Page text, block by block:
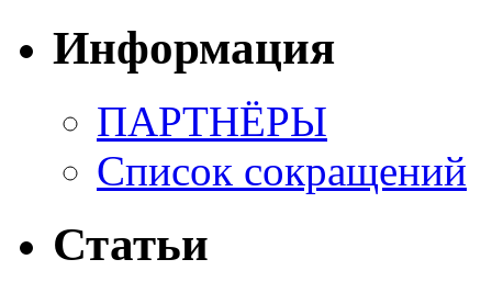
Информация
ПАРТНЁРЫ
Список сокращений
Статьи